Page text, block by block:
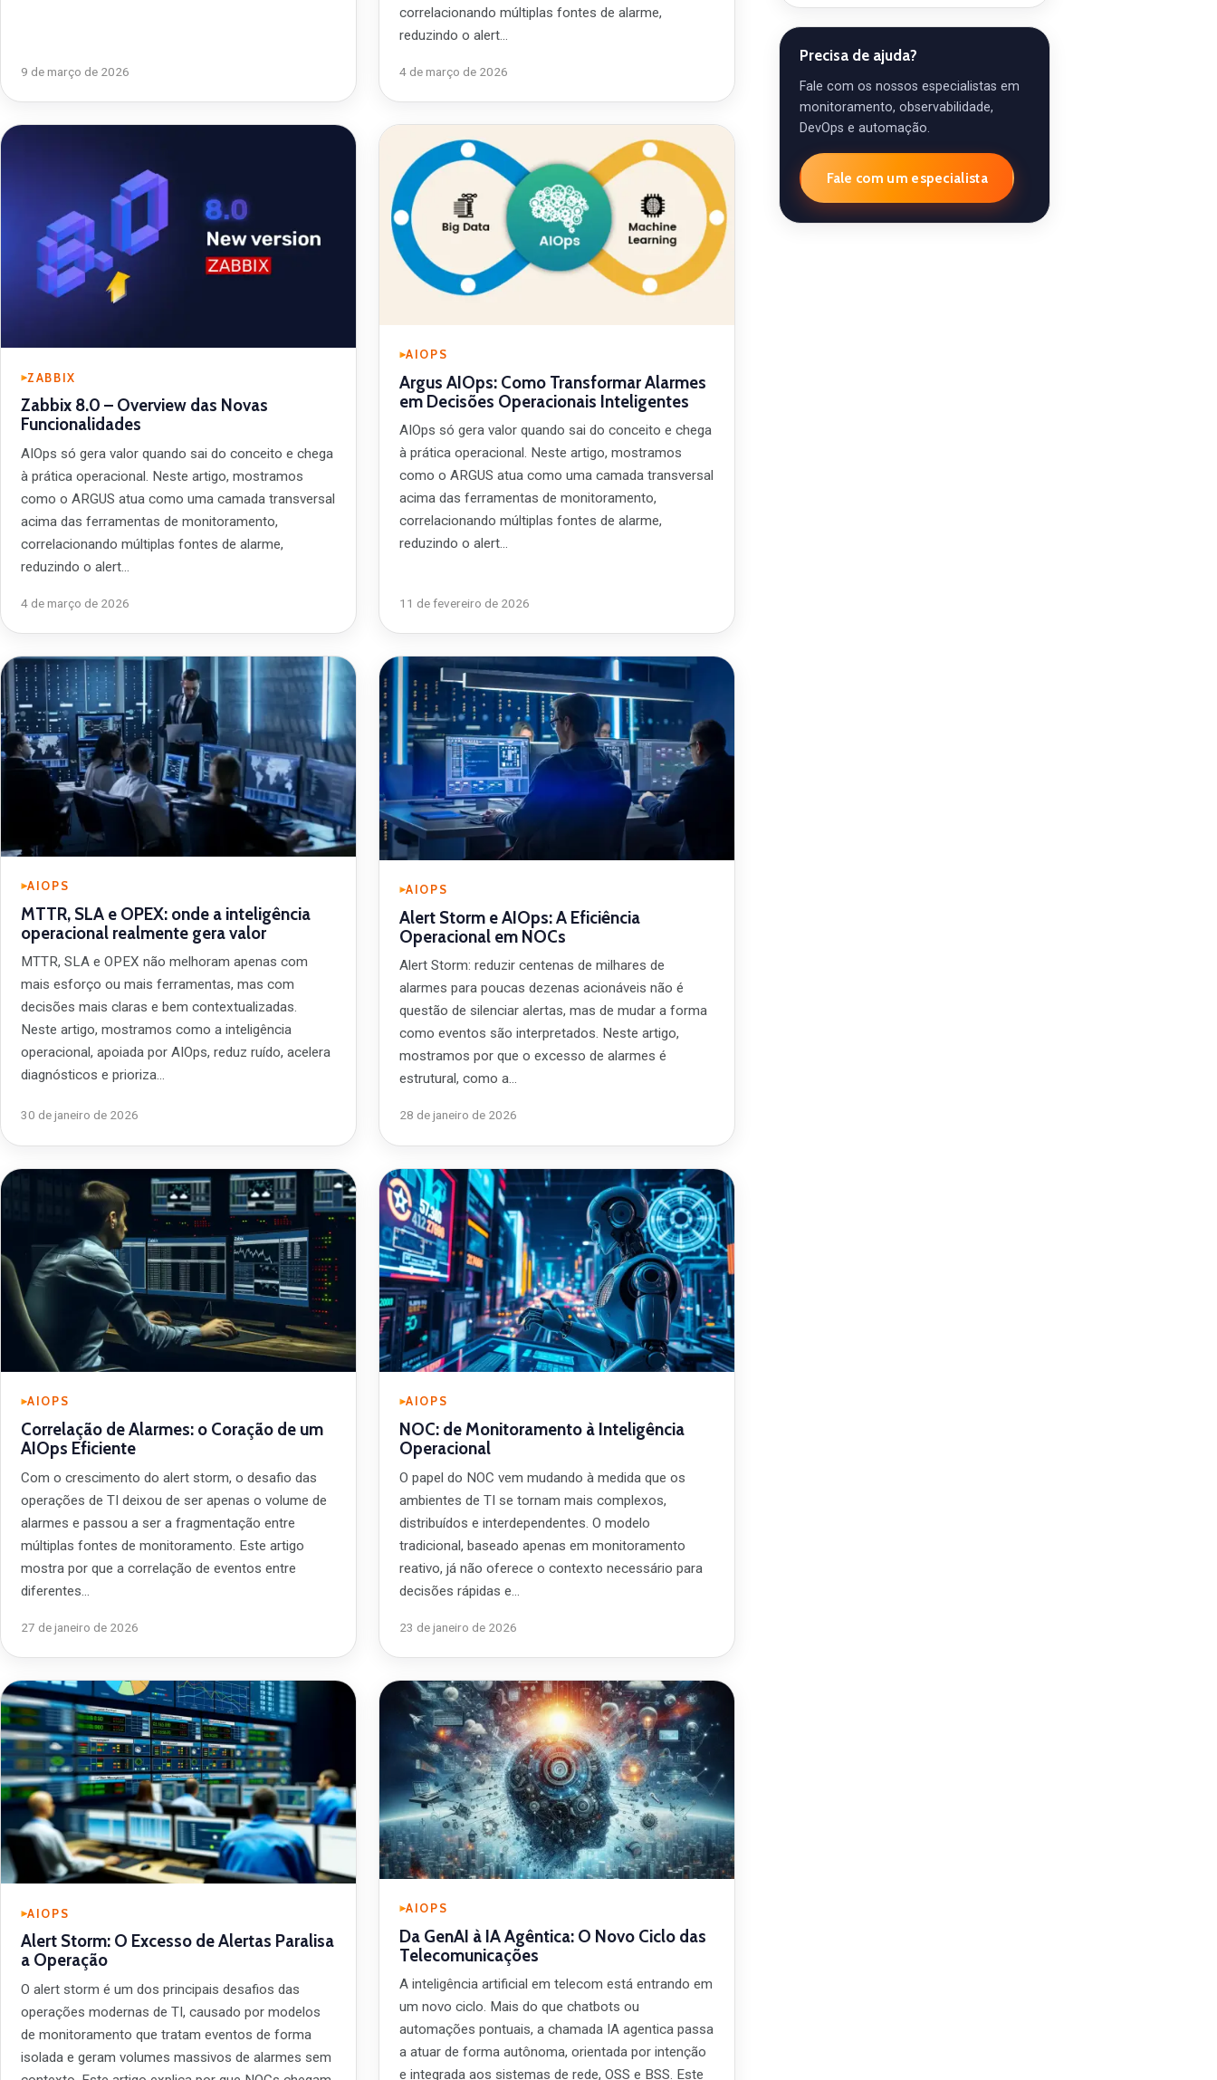
9 de março de 2026
correlacionando múltiplas fontes de alarme,
reduzindo o alert…
4 de março de 2026
ZABBIX
Zabbix 8.0 – Overview das Novas
Funcionalidades
AIOps só gera valor quando sai do conceito e chega
à prática operacional. Neste artigo, mostramos
como o ARGUS atua como uma camada transversal
acima das ferramentas de monitoramento,
correlacionando múltiplas fontes de alarme,
reduzindo o alert…
4 de março de 2026
AIOPS
Argus AIOps: Como Transformar Alarmes
em Decisões Operacionais Inteligentes
AIOps só gera valor quando sai do conceito e chega
à prática operacional. Neste artigo, mostramos
como o ARGUS atua como uma camada transversal
acima das ferramentas de monitoramento,
correlacionando múltiplas fontes de alarme,
reduzindo o alert…
11 de fevereiro de 2026
AIOPS
MTTR, SLA e OPEX: onde a inteligência
operacional realmente gera valor
MTTR, SLA e OPEX não melhoram apenas com
mais esforço ou mais ferramentas, mas com
decisões mais claras e bem contextualizadas.
Neste artigo, mostramos como a inteligência
operacional, apoiada por AIOps, reduz ruído, acelera
diagnósticos e prioriza…
30 de janeiro de 2026
AIOPS
Alert Storm e AIOps: A Eficiência
Operacional em NOCs
Alert Storm: reduzir centenas de milhares de
alarmes para poucas dezenas acionáveis não é
questão de silenciar alertas, mas de mudar a forma
como eventos são interpretados. Neste artigo,
mostramos por que o excesso de alarmes é
estrutural, como a…
28 de janeiro de 2026
AIOPS
Correlação de Alarmes: o Coração de um
AIOps Eficiente
Com o crescimento do alert storm, o desafio das
operações de TI deixou de ser apenas o volume de
alarmes e passou a ser a fragmentação entre
múltiplas fontes de monitoramento. Este artigo
mostra por que a correlação de eventos entre
diferentes…
27 de janeiro de 2026
AIOPS
NOC: de Monitoramento à Inteligência
Operacional
O papel do NOC vem mudando à medida que os
ambientes de TI se tornam mais complexos,
distribuídos e interdependentes. O modelo
tradicional, baseado apenas em monitoramento
reativo, já não oferece o contexto necessário para
decisões rápidas e…
23 de janeiro de 2026
AIOPS
Alert Storm: O Excesso de Alertas Paralisa
a Operação
O alert storm é um dos principais desafios das
operações modernas de TI, causado por modelos
de monitoramento que tratam eventos de forma
isolada e geram volumes massivos de alarmes sem
AIOPS
Da GenAI à IA Agêntica: O Novo Ciclo das
Telecomunicações
A inteligência artificial em telecom está entrando em
um novo ciclo. Mais do que chatbots ou
automações pontuais, a chamada IA agentica passa
a atuar de forma autônoma, orientada por intenção
e integrada aos sistemas de rede, OSS e BSS. Este
Precisa de ajuda?
Fale com os nossos especialistas em
monitoramento, observabilidade,
DevOps e automação.
Fale com um especialista